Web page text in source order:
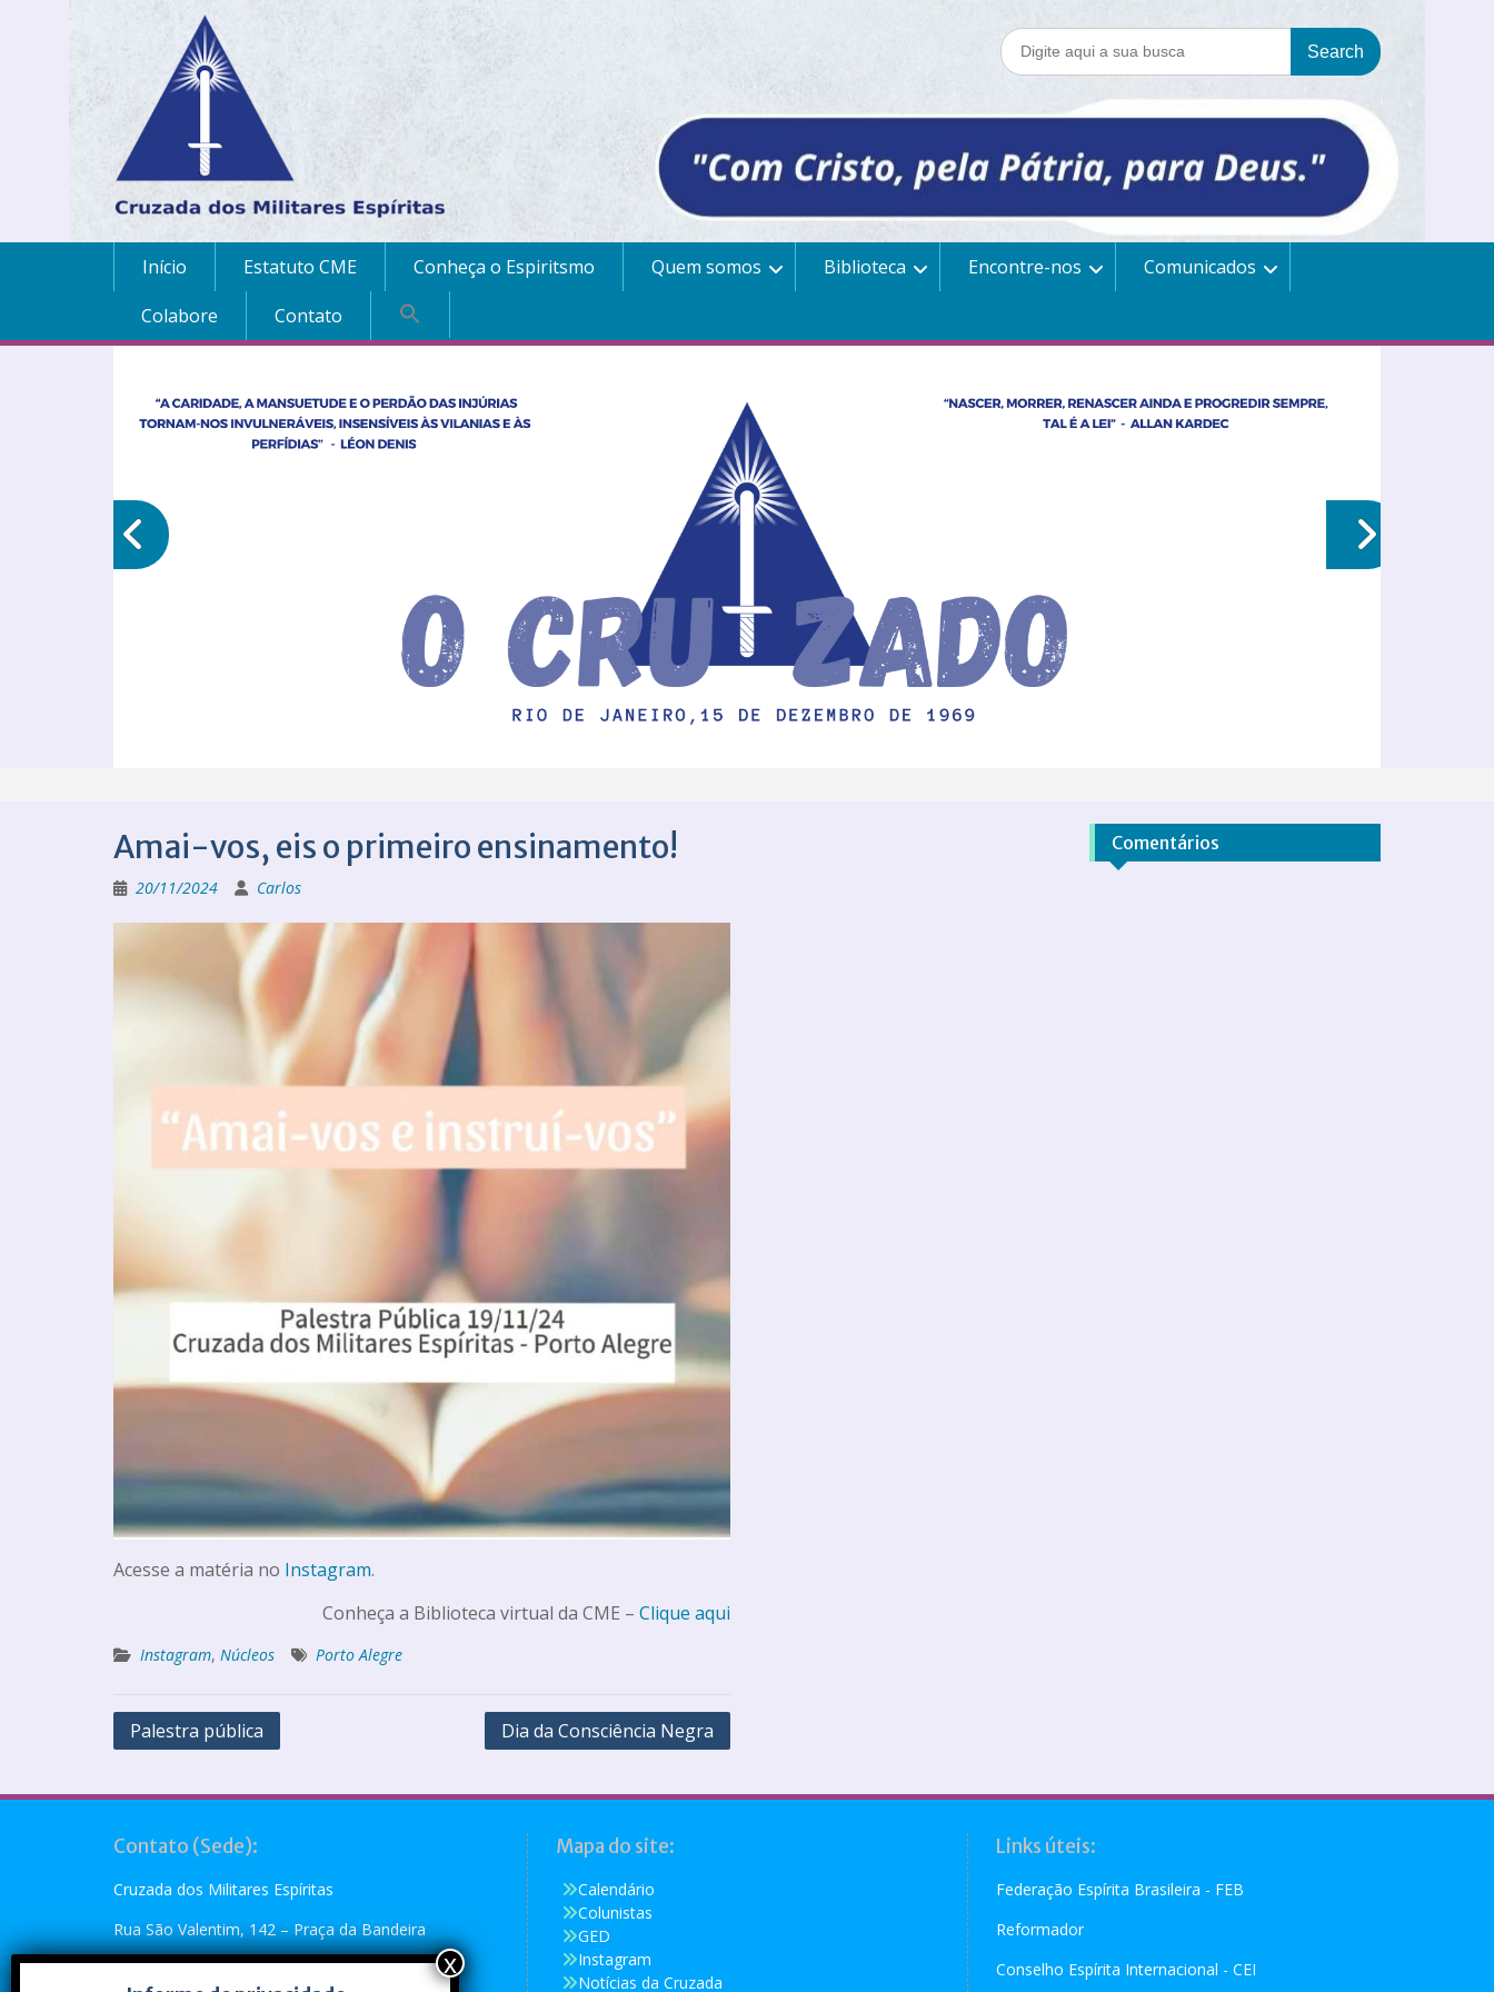
Início Estatuto CME Conheça o Espiritsmo Quem somos Biblioteca Encontre-nos
Comunicados
Colabore
Contato
Amai-vos, eis o primeiro ensinamento!
20/11/2024 Carlos
Acesse a matéria no Instagram.
Conheça a Biblioteca virtual da CME – Clique aqui
Instagram, Núcleos Porto Alegre
Palestra pública Dia da Consciência Negra
Comentários
Contato (Sede):
Cruzada dos Militares Espíritas
Rua São Valentim, 142 – Praça da Bandeira
Rio de Janeiro, RJ – CEP: 20.260-110
Mapa do site:
Calendário
Colunistas
GED
Instagram
Notícias da Cruzada
Links úteis:
Federação Espírita Brasileira - FEB
Reformador
Conselho Espírita Internacional - CEI